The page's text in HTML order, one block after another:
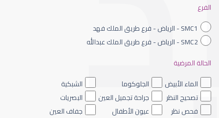
القرنية المخروطية والليزك
الفرع
SMC1 - الرياض - فرع طريق الملك فهد
SMC2 - الرياض - فرع طريق الملك عبدالله
الحالة المرضية
الماء الأبيض
الجلوكوما
الشبكية
تصحيح النظر
جراحة تجميل العين
البصريات
فحص نظر
عيون الأطفال جفاف العين